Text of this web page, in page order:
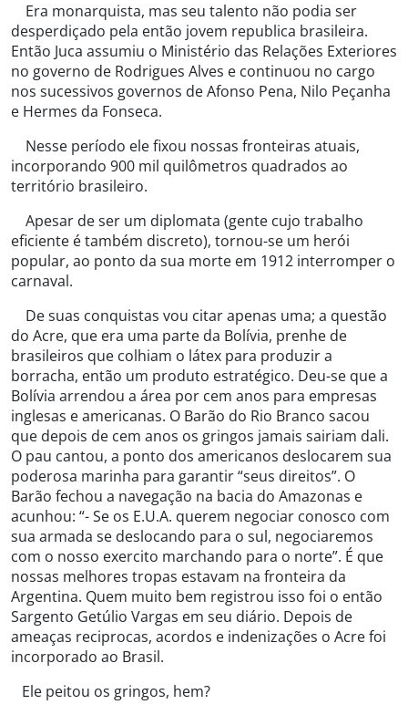
Era monarquista, mas seu talento não podia ser
desperdiçado pela então jovem republica brasileira.
Então Juca assumiu o Ministério das Relações Exteriores
no governo de Rodrigues Alves e continuou no cargo
nos sucessivos governos de Afonso Pena, Nilo Peçanha
e Hermes da Fonseca.
Nesse período ele fixou nossas fronteiras atuais,
incorporando 900 mil quilômetros quadrados ao
território brasileiro.
Apesar de ser um diplomata (gente cujo trabalho
eficiente é também discreto), tornou-se um herói
popular, ao ponto da sua morte em 1912 interromper o
carnaval.
De suas conquistas vou citar apenas uma; a questão
do Acre, que era uma parte da Bolívia, prenhe de
brasileiros que colhiam o látex para produzir a
borracha, então um produto estratégico. Deu-se que a
Bolívia arrendou a área por cem anos para empresas
inglesas e americanas. O Barão do Rio Branco sacou
que depois de cem anos os gringos jamais sairiam dali.
O pau cantou, a ponto dos americanos deslocarem sua
poderosa marinha para garantir “seus direitos”. O
Barão fechou a navegação na bacia do Amazonas e
acunhou: “- Se os E.U.A. querem negociar conosco com
sua armada se deslocando para o sul, negociaremos
com o nosso exercito marchando para o norte”. É que
nossas melhores tropas estavam na fronteira da
Argentina. Quem muito bem registrou isso foi o então
Sargento Getúlio Vargas em seu diário. Depois de
ameaças reciprocas, acordos e indenizações o Acre foi
incorporado ao Brasil.
Ele peitou os gringos, hem?